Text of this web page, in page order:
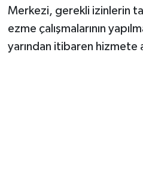
Merkezi, gerekli izinlerin
ezme çalışmalarının
yarından itibaren hizmete